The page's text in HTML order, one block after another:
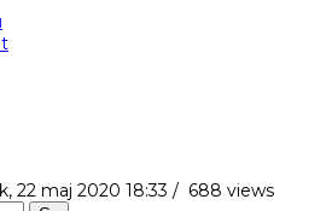
22 maj 2020 18:33 / 688 views